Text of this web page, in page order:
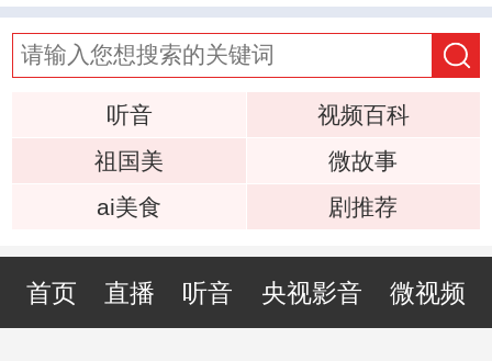
听音
视频百科
祖国美
微故事
ai美食
剧推荐
首页 直播 听音 央视影音 微视频